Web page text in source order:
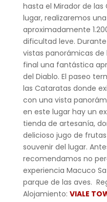
hasta el Mirador de
lugar, realizaremos
aproximadamente
dificultad leve.
vistas panorámicas de
final una fantástica
del Diablo. El paseo
las Cataratas donde
con una vista
en este lugar hay un
tienda de artesanía,
delicioso jugo de
souvenir del lugar.
recomendamos no
experiencia Macuco
parque de las aves.
Alojamiento: VIALE